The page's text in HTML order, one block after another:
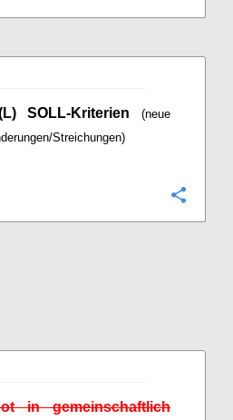
SOLL-Kriterien (neue
Streichungen)
in gemeinschaftlich